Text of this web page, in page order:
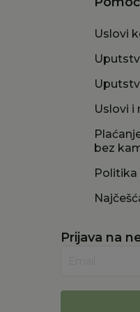
Uslovi
Uslovi i
bez
Prijava na